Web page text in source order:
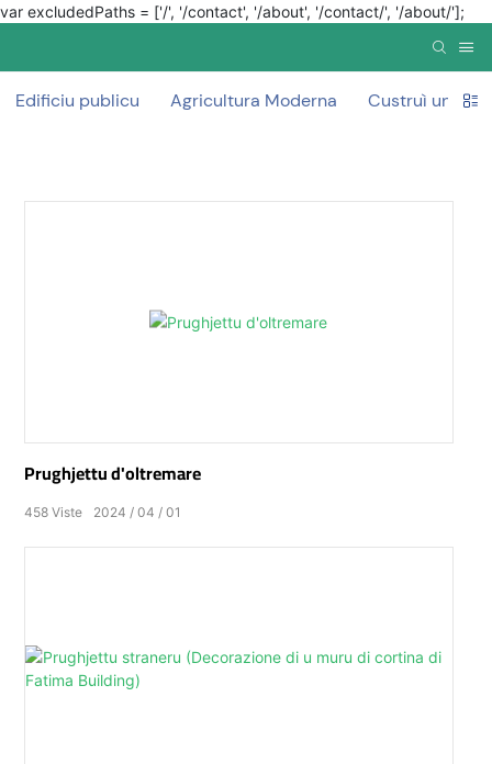
var excludedPaths = ['/', '/contact', '/about', '/contact/', '/about/'];
Edificiu publicu Agricultura Moderna Custruì un
Prughjettu d'oltremare
2024 04 01
458 Viste